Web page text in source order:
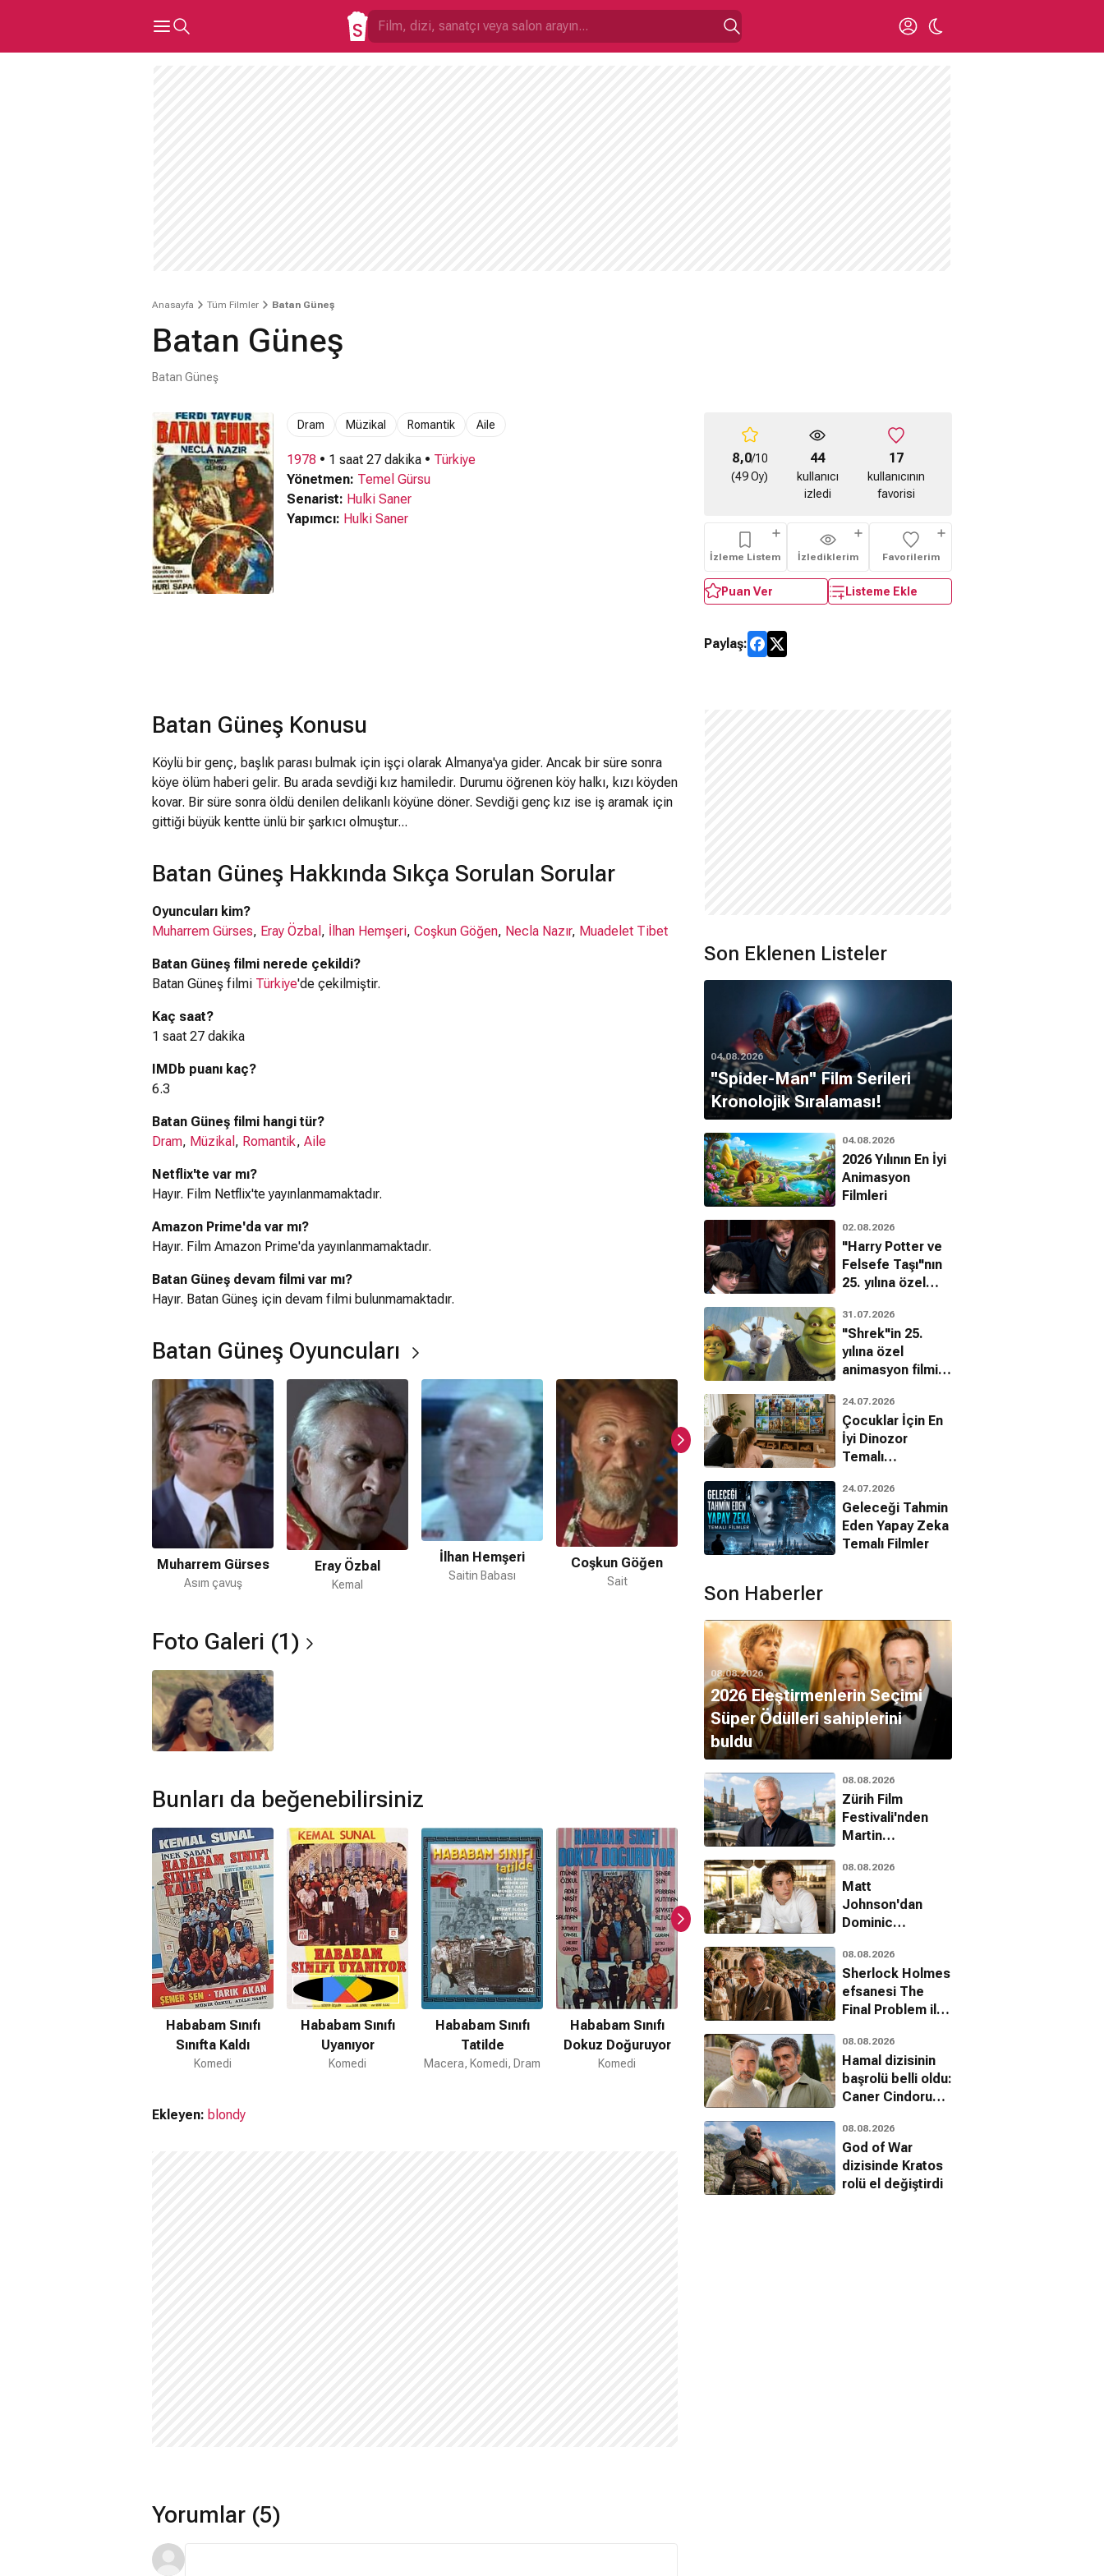
Anasayfa Tüm Filmler Batan Güneş
Batan Güneş
Batan Güneş
Dram Müzikal Romantik Aile
1978 • 1 saat 27 dakika • Türkiye
Yönetmen: Temel Gürsu
Senarist: Hulki Saner
Yapımcı: Hulki Saner
8,0/10
(49 Oy)
44
kullanıcı
izledi
17
kullanıcının
favorisi
İzleme Listem İzlediklerim Favorilerim
Puan Ver Listeme Ekle
Paylaş:
Batan Güneş Konusu
Köylü bir genç, başlık parası bulmak için işçi olarak Almanya'ya gider. Ancak bir süre sonra
köye ölüm haberi gelir. Bu arada sevdiği kız hamiledir. Durumu öğrenen köy halkı, kızı köyden
kovar. Bir süre sonra öldü denilen delikanlı köyüne döner. Sevdiği genç kız ise iş aramak için
gittiği büyük kentte ünlü bir şarkıcı olmuştur...
Batan Güneş Hakkında Sıkça Sorulan Sorular
Oyuncuları kim?
Muharrem Gürses, Eray Özbal , İlhan Hemşeri, Coşkun Göğen, Necla Nazır, Muadelet Tibet
Batan Güneş filmi nerede çekildi?
Batan Güneş filmi Türkiye'de çekilmiştir.
Kaç saat?
1 saat 27 dakika
IMDb puanı kaç?
6.3
Batan Güneş filmi hangi tür?
Dram, Müzikal , Romantik, Aile
Netflix'te var mı?
Hayır. Film Netflix'te yayınlanmamaktadır.
Amazon Prime'da var mı?
Hayır. Film Amazon Prime'da yayınlanmamaktadır.
Batan Güneş devam filmi var mı?
Hayır. Batan Güneş için devam filmi bulunmamaktadır.
Batan Güneş Oyuncuları
Muharrem Gürses
Asım çavuş
Eray Özbal
Kemal
İlhan Hemşeri
Saitin Babası
Coşkun Göğen
Sait
Necla Nazır
Nazlı
Foto Galeri (1)
Bunları da beğenebilirsiniz
Hababam Sınıfı
Sınıfta Kaldı
Komedi
Hababam Sınıfı
Uyanıyor
Komedi
Hababam Sınıfı
Tatilde
Macera, Komedi, Dram
Hababam Sınıfı
Dokuz Doğuruyor
Komedi
Hababam Sınıfı
Güle Güle
Komedi
Yazmalım
Dram, Romantik
Ekleyen: blondy
Yorumlar (5)
Son Eklenen Listeler
04.08.2026
''Spider-Man'' Film Serileri
Kronolojik Sıralaması!
04.08.2026
2026 Yılının En İyi
Animasyon
Filmleri
02.08.2026
"Harry Potter ve
Felsefe Taşı"nın
25. yılına özel
bilinmeyenleri!
31.07.2026
"Shrek"in 25.
yılına özel
animasyon filmin
24.07.2026
Çocuklar İçin En
İyi Dinozor
Temalı
Filmleri
24.07.2026
Geleceği Tahmin
Eden Yapay Zeka
Temalı Filmler
Son Haberler
08.08.2026
2026 Eleştirmenlerin Seçimi
Süper Ödülleri sahiplerini
buldu
08.08.2026
Zürih Film
Festivali'nden
Martin
ödülü
08.08.2026
Matt
Johnson'dan
Dominic
tavsiye:
Hazırlanma
08.08.2026
Sherlock Holmes
efsanesi The
Final Problem ile
dönüyor
08.08.2026
Hamal dizisinin
başrolü belli oldu:
Caner Cindoruk
08.08.2026
God of War
dizisinde Kratos
rolü el değiştirdi